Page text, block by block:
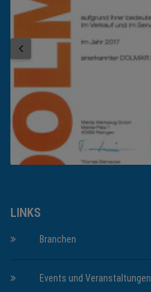
LINKS
Branchen
Events und Veranstaltungen